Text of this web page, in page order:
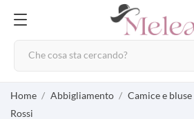
Home Abbigliamento Camice e bluse
Rossi